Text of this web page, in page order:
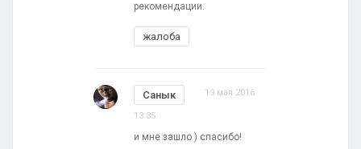
рекомендации.
жалоба
Санык 19 мая 2016
13:35
и мне зашло ) спасибо!